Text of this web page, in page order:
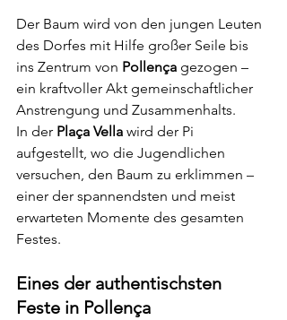
Der Baum wird von den jungen Leuten
des Dorfes mit Hilfe großer Seile bis
ins Zentrum von Pollença gezogen –
ein kraftvoller Akt gemeinschaftlicher
Anstrengung und Zusammenhalts.
In der Plaça Vella wird der Pi
aufgestellt, wo die Jugendlichen
versuchen, den Baum zu erklimmen –
einer der spannendsten und meist
erwarteten Momente des gesamten
Festes.
Eines der authentischsten
Feste in Pollença